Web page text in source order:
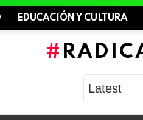
EDUCACIÓN Y CULTURA